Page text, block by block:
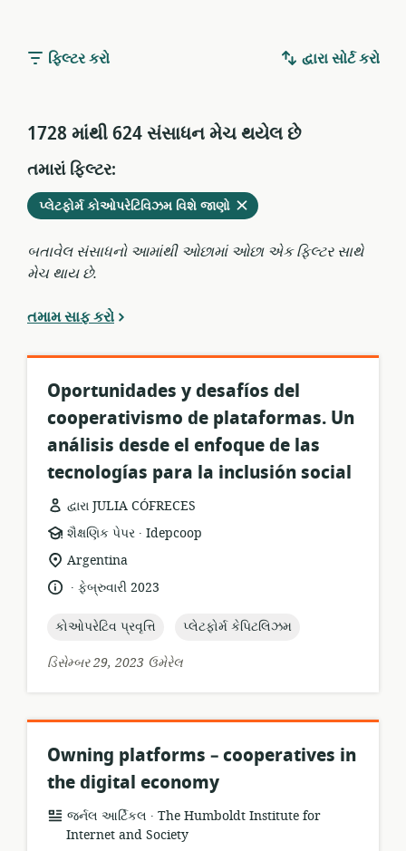
ફિલ્ટર કરો દ્વારા સોર્ટ કરો
1728 માંથી 624 સંસાધન મેચ થયેલ છે
તમારાં ફિલ્ટર:
વર્તમાન
ફિલ્ટરમાંથી
પ્લેટફોર્મ કોઓપરેટિવિઝમ વિશે જાણોકાઢી
નાંખો
બતાવેલ સંસાધનો આમાંથી ઓછામાં ઓછા એક ફિલ્ટર સાથે
મેચ થાય છે.
તમામ સાફ કરો
Oportunidades y desafíos del
cooperativismo de plataformas. Un
análisis desde el enfoque de las
tecnologías para la inclusión social
દ્વારા JULIA CÓFRECES
સંસાધન
બંધારણ:
શૈક્ષણિક પેપર .
પ્રકાશક:
Idepcoop
સુસંગતતા
સ્થાન:
Argentina
ભાષા:.
પ્રકાશન
ફેબ્રુવારી 2023
topic:
કોઓપરેટિવ પ્રવૃત્તિ topic:
પ્લેટફોર્મ કેપિટલિઝમ
ડિસેમ્બર 29, 2023 ઉમેરેલ
Owning platforms – cooperatives in
the digital economy
સંસાધન
બંધારણ:
જર્નલ આર્ટિકલ .
પ્રકાશક:
The Humboldt Institute for
Internet and Society